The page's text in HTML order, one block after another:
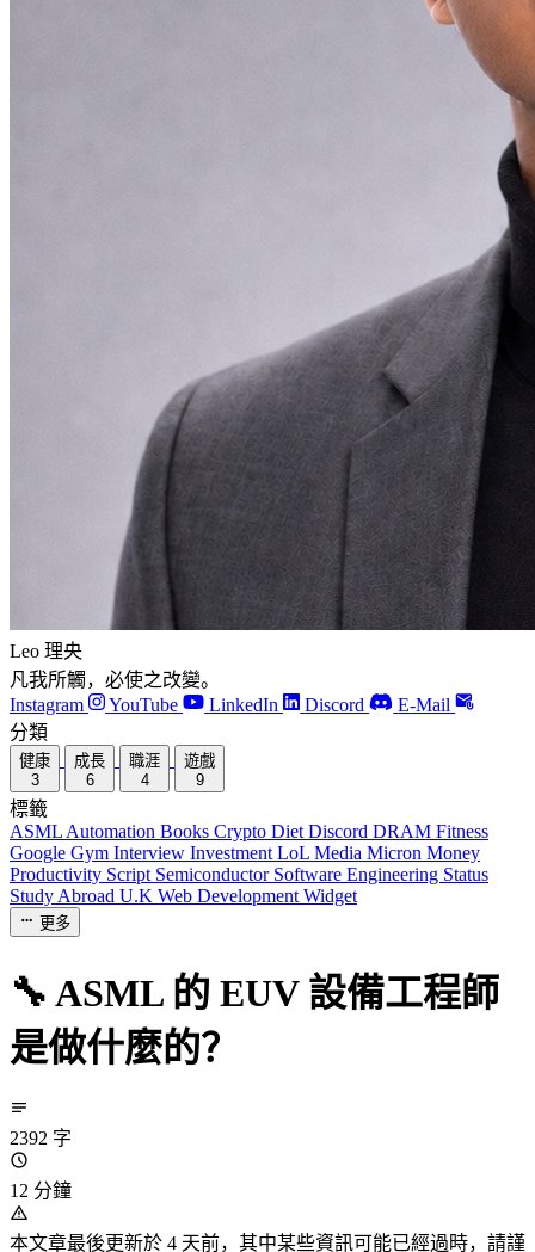
Leo 理央
凡我所觸，必使之改變。
Instagram
YouTube LinkedIn Discord
E-Mail
分類
健康
3
成長
6
職涯
4
遊戲
9
標籤
ASML Automation Books Crypto Diet Discord DRAM Fitness
Google Gym Interview Investment LoL Media Micron Money
Productivity Script Semiconductor Software Engineering Status
Study Abroad U.K Web Development Widget
更多
🔧 ASML 的 EUV 設備工程師
是做什麼的？
2392 字
12 分鐘
本文章最後更新於 4 天前，其中某些資訊可能已經過時，請謹